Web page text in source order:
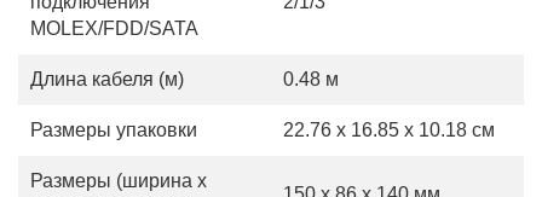
MOLEX/FDD/SATA
Длина кабеля (м) 0.48 м
Размеры упаковки 22.76 x 16.85 x 10.18 см
Размеры (ширина х